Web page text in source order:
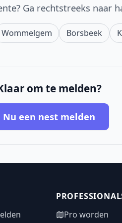
Ga rechtstreeks naar
Wommelgem Borsbeek
om te melden?
Nu een nest melden
Pro worden